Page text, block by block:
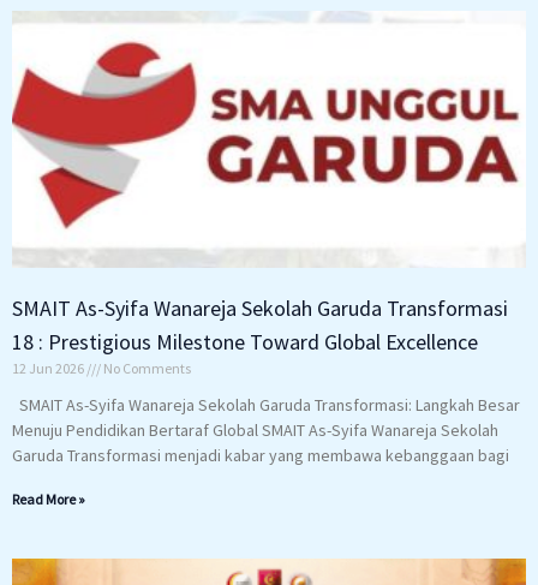
SMAIT As-Syifa Wanareja Sekolah Garuda Transformasi
18 : Prestigious Milestone Toward Global Excellence
12 Jun 2026 No Comments
SMAIT As-Syifa Wanareja Sekolah Garuda Transformasi: Langkah Besar
Menuju Pendidikan Bertaraf Global SMAIT As-Syifa Wanareja Sekolah
Garuda Transformasi menjadi kabar yang membawa kebanggaan bagi
Read More »